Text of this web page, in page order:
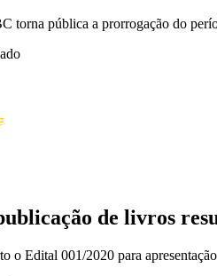
torna pública a prorrogação do
de livros
o Edital 001/2020 para